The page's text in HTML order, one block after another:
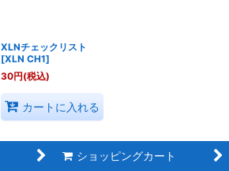
XLNチェックリスト
[XLN CH1]
30円(税込)
カートに入れる
ショッピングカート